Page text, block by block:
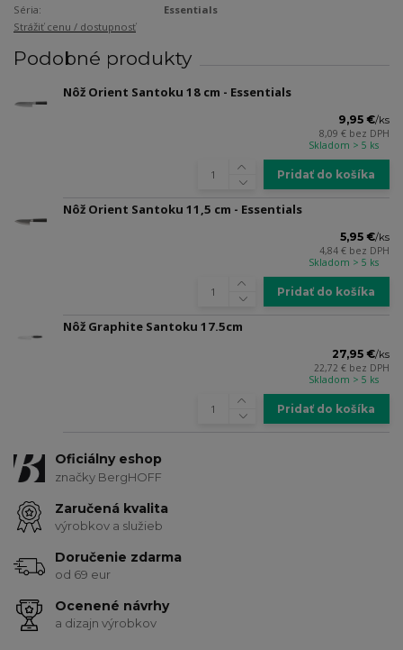
Séria:
Essentials
Strážiť cenu / dostupnosť
Podobné produkty
Nôž Orient Santoku 18 cm - Essentials
9,95 €/ks
8,09 € bez DPH
Skladom > 5 ks
Pridať do košíka
Nôž Orient Santoku 11,5 cm - Essentials
5,95 €/ks
4,84 € bez DPH
Skladom > 5 ks
Pridať do košíka
Nôž Graphite Santoku 17.5cm
27,95 €/ks
22,72 € bez DPH
Skladom > 5 ks
Pridať do košíka
Oficiálny eshop
značky BergHOFF
Zaručená kvalita
výrobkov a služieb
Doručenie zdarma
od 69 eur
Ocenené návrhy
a dizajn výrobkov